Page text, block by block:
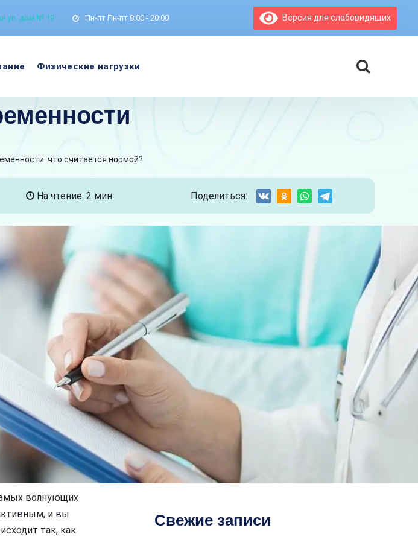
ул, дом № 19 Пн-пт Пн-пт 8:00 - 20:00 Версия для слабовидящих
Физические нагрузки
что считается нормой?
На чтение: 2 мин. Поделиться:
волнующих
и вы
так, как
Свежие записи